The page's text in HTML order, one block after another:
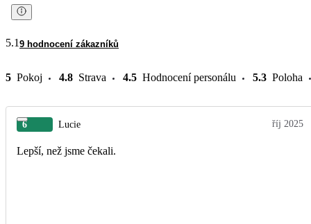
5.1 9 hodnocení zákazníků
5 Pokoj 4.8 Strava 4.5 Hodnocení personálu 5.3 Poloha
6 Lucie říj 2025
Lepší, než jsme čekali.